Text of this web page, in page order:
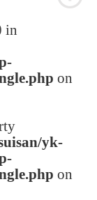
g
n
in
on
yk-
on